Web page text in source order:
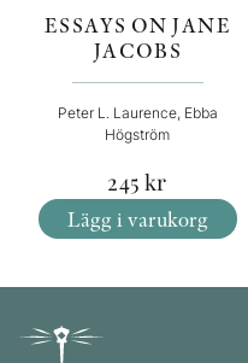
ESSAYS ON JANE
JACOBS
Peter L. Laurence, Ebba
Högström
245 kr
Lägg i varukorg